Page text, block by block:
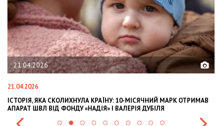
21.04.2026
21.04.2026
ІСТОРІЯ, ЯКА СКОЛИХНУЛА КРАЇНУ: 10-МІСЯЧНИЙ МАРК ОТРИМАВ
АПАРАТ ШВЛ ВІД ФОНДУ «НАДІЯ» І ВАЛЕРІЯ ДУБІЛЯ